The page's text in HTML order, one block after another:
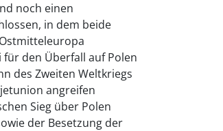
noch einen
in dem beide
den Überfall auf Polen
des Zweiten Weltkriegs
angreifen
Sieg über Polen
der Besetzung der